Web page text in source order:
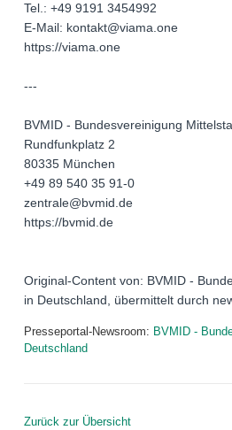
Tel.: +49 9191 3454992
E-Mail: kontakt@viama.one
https://viama.one
---
BVMID - Bundesvereinigung
Rundfunkplatz 2
80335 München
+49 89 540 35 91-0
zentrale@bvmid.de
https://bvmid.de
Original-Content von: BVMID -
in Deutschland, übermittelt durch
Presseportal-Newsroom: BVMID -
Deutschland
Zurück zur Übersicht